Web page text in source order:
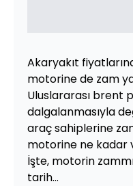
Akaryakıt
motorine de zam
Uluslararası brent
dalgalanmasıyla
araç sahiplerine
motorine ne kadar
İşte, motorin
tarih...